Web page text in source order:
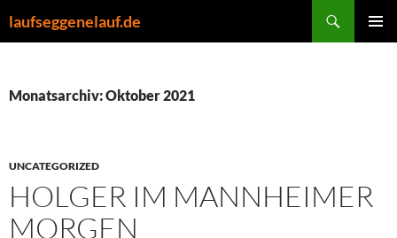
Inhalt
laufseggenelauf.de
Monatsarchiv: Oktober 2021
UNCATEGORIZED
HOLGER IM MANNHEIMER
MORGEN